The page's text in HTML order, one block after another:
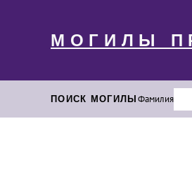
МОГИЛЫ
ПОИСК МОГИЛЫФамилия